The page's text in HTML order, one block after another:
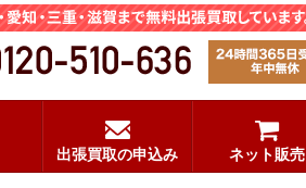
出張買取の申込み ネット販売